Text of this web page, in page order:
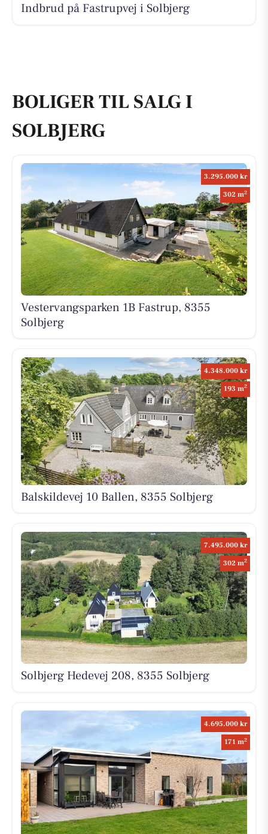
Indbrud på Fastrupvej i Solbjerg
BOLIGER TIL SALG I
SOLBJERG
3.295.000 kr
302 m2
Vestervangsparken 1B Fastrup, 8355
Solbjerg
4.348.000 kr
193 m2
Balskildevej 10 Ballen, 8355 Solbjerg
7.495.000 kr
302 m2
Solbjerg Hedevej 208, 8355 Solbjerg
4.695.000 kr
171 m2